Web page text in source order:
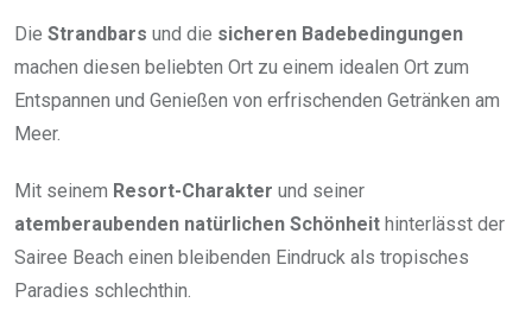
Die Strandbars und die sicheren Badebedingungen
machen diesen beliebten Ort zu einem idealen Ort zum
Entspannen und Genießen von erfrischenden Getränken am
Meer.
Mit seinem Resort-Charakter und seiner
atemberaubenden natürlichen Schönheit hinterlässt der
Sairee Beach einen bleibenden Eindruck als tropisches
Paradies schlechthin.